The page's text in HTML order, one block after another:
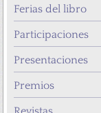
Ferias del libro
Participaciones
Presentaciones
Premios